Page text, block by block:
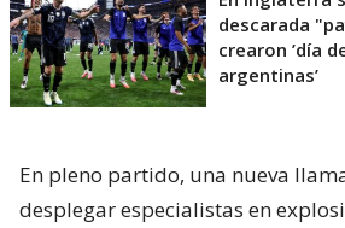
descarada
crearon ’día
argentinas’
En pleno partido, una nueva
desplegar especialistas en